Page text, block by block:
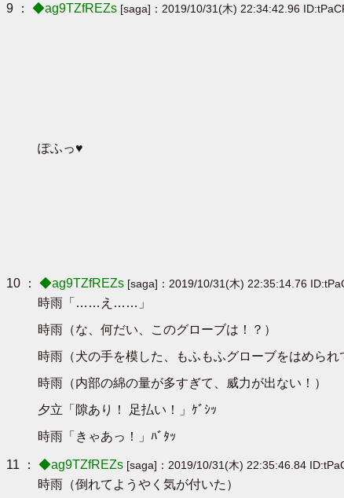
9 ： ◆ag9TZfREZs [saga]：2019/10/31(木) 22:34:42.96
ぽふっ♥
10 ： ◆ag9TZfREZs [saga]：2019/10/31(木) 22:35:14.76
時雨「……え……」
時雨（な、何だい、このグローブは！？）
時雨（犬の手を模した、もふもふグローブをはめられ
時雨（内部の綿の量が多すぎて、威力が出ない！）
夕立「隙あり！ 足払い！」ｹﾞｼｯ
時雨「きゃあっ！」ﾊﾞﾀｯ
11 ： ◆ag9TZfREZs [saga]：2019/10/31(木) 22:35:46.84
時雨（倒れてようやく気が付いた）